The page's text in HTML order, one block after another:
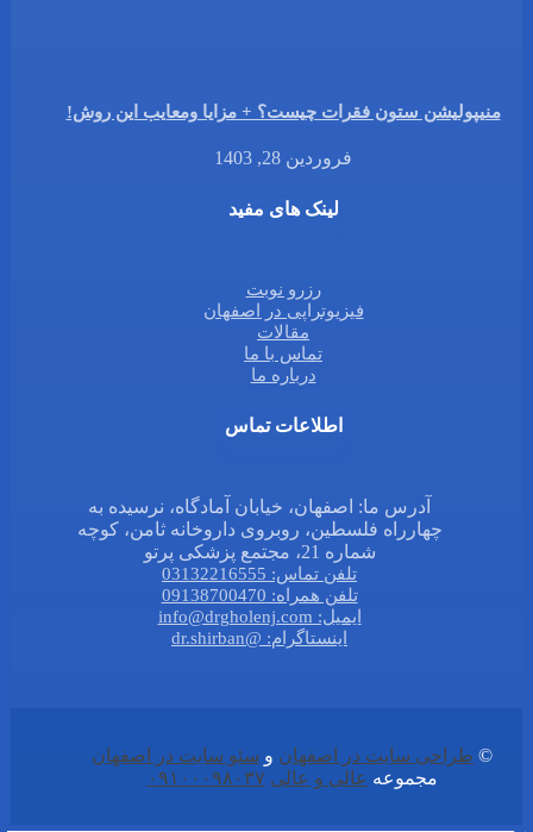
منیپولیشن ستون فقرات چیست؟ + مزایا ومعایب این روش!
فروردین 28, 1403
لینک های مفید
رزرو نوبت
فیزیوتراپی در اصفهان
مقالات
تماس با ما
درباره ما
اطلاعات تماس
آدرس ما: اصفهان، خیابان آمادگاه، نرسیده به
چهارراه فلسطین، روبروی داروخانه ثامن، کوچه
شماره 21، مجتمع پزشکی پرتو
تلفن تماس: 03132216555
تلفن همراه: 09138700470
ایمیل: info@drgholenj.com
اینستاگرام: @dr.shirban
© طراحی سایت در اصفهان و سئو سایت در اصفهان
مجموعه عالی و عالی ۰۹۱۰۰۰۹۸۰۳۷